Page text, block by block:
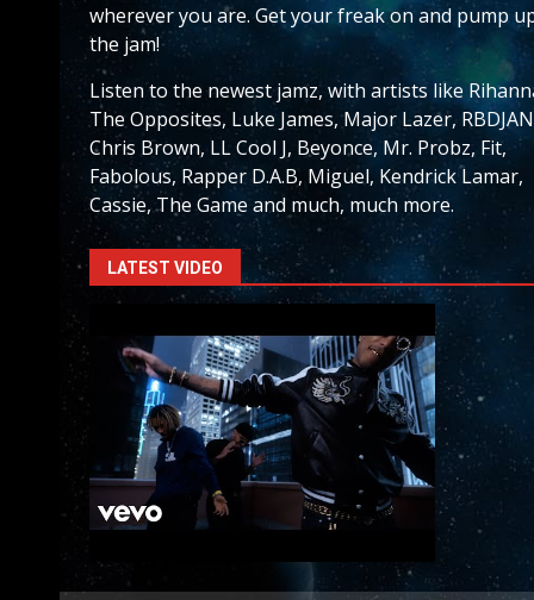
wherever you are. Get your freak on and pump
the jam!
Listen to the newest jamz, with artists like
The Opposites, Luke James, Major Lazer,
Chris Brown, LL Cool J, Beyonce, Mr. Probz, Fit,
Fabolous, Rapper D.A.B, Miguel, Kendrick Lamar,
Cassie, The Game and much, much more.
LATEST VIDEO